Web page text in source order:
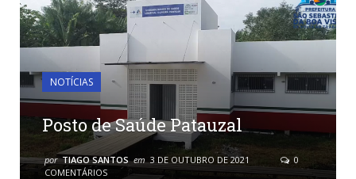
NOTÍCIAS
Posto de Saúde Patauzal
por TIAGO SANTOS em 3 DE OUTUBRO DE 2021
0
COMENTÁRIOS